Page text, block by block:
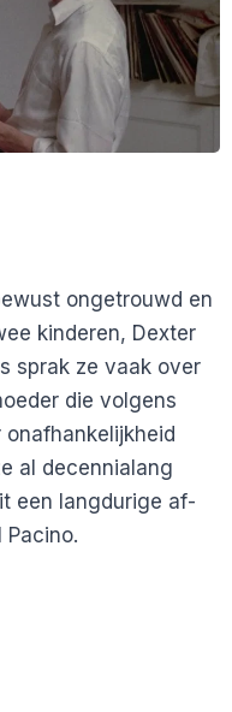
ongetrouwd en
kinderen, Dexter
sprak ze vaak over
die volgens
al decennialang
een langdurige af-